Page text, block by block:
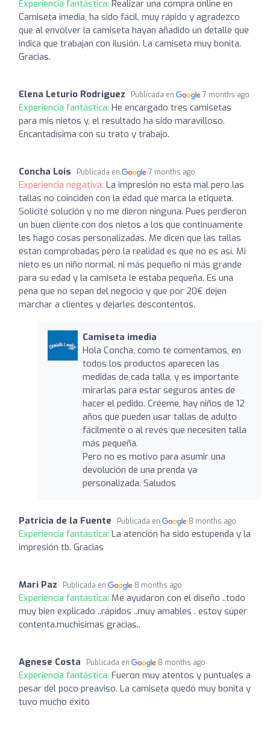
Experiencia fantástica: Realizar una compra online en
Camiseta imedia, ha sido fácil, muy rápido y agradezco
que al envolver la camiseta hayan añadido un detalle que
indica que trabajan con ilusión. La camiseta muy bonita.
Gracias.
Elena Leturio Rodriguez Publicada en 7 months ago
Experiencia fantástica: He encargado tres camisetas
para mis nietos y, el resultado ha sido maravilloso.
Encantadísima con su trato y trabajo.
Concha Lois Publicada en 7 months ago
Experiencia negativa: La impresión no está mal pero las
tallas no coinciden con la edad que marca la etiqueta.
Solicité solución y no me dieron ninguna. Pues perdieron
un buen cliente con dos nietos a los que continuamente
les hago cosas personalizadas. Me dicen que las tallas
están comprobadas pero la realidad es que no es así. Mi
nieto es un niño normal, ni más pequeño ni más grande
para su edad y la camiseta le estaba pequeña. Es una
pena que no sepan del negocio y que por 20€ dejen
marchar a clientes y dejarles descontentos.
Camiseta imedia
Hola Concha, como te comentamos, en
todos los productos aparecen las
medidas de cada talla, y es importante
mirarlas para estar seguros antes de
hacer el pedido. Créeme, hay niños de 12
años que pueden usar tallas de adulto
fácilmente o al revés que necesiten talla
más pequeña.
Pero no es motivo para asumir una
devolución de una prenda ya
personalizada. Saludos
Patricia de la Fuente Publicada en 8 months ago
Experiencia fantástica: La atención ha sido estupenda y la
impresión tb. Gracias
Mari Paz Publicada en 8 months ago
Experiencia fantástica: Me ayudaron con el diseño ..todo
muy bien explicado ..rápidos ..muy amables . estoy súper
contenta.muchisimas gracias..
Agnese Costa Publicada en 8 months ago
Experiencia fantástica: Fueron muy atentos y puntuales a
pesar del poco preaviso. La camiseta quedó muy bonita y
tuvo mucho éxito